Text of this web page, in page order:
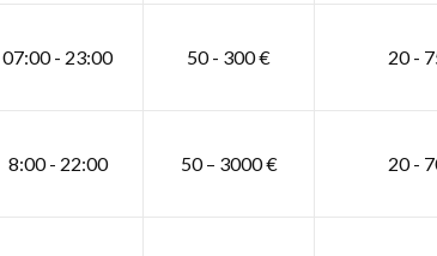
07:00 - 23:00 50 - 300 € 20 -
8:00 - 22:00 50 – 3000 € 20 -